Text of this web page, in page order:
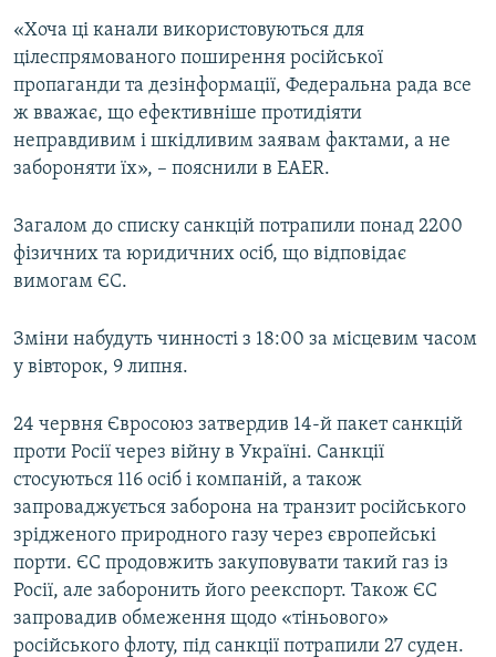
«Хоча ці канали використовуються для
цілеспрямованого поширення російської
пропаганди та дезінформації, Федеральна рада все
ж вважає, що ефективніше протидіяти
неправдивим і шкідливим заявам фактами, а не
забороняти їх», – пояснили в EAER.
Загалом до списку санкцій потрапили понад 2200
фізичних та юридичних осіб, що відповідає
вимогам ЄС.
Зміни набудуть чинності з 18:00 за місцевим часом
у вівторок, 9 липня.
24 червня Євросоюз затвердив 14-й пакет санкцій
проти Росії через війну в Україні. Санкції
стосуються 116 осіб і компаній, а також
запроваджується заборона на транзит російського
зрідженого природного газу через європейські
порти. ЄС продовжить закуповувати такий газ із
Росії, але заборонить його реекспорт. Також ЄС
запровадив обмеження щодо «тіньового»
російського флоту, під санкції потрапили 27 суден.